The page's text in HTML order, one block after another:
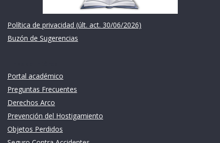
Política de privacidad (últ. act. 30/06/2026)
Buzón de Sugerencias
Portal académico
Preguntas Frecuentes
Derechos Arco
Prevención del Hostigamiento
Objetos Perdidos